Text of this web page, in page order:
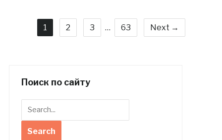
1 2 3 … 63 Next →
Поиск по сайту